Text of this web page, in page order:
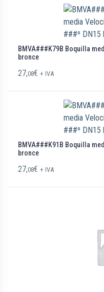
BMVA###K79B Boquilla
bronce
27,08€ + IVA
BMVA###K91B Boquilla
bronce
27,08€ + IVA